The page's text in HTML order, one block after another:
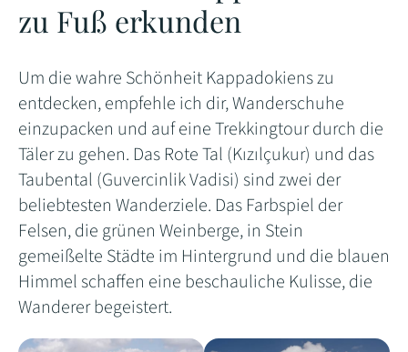
zu Fuß erkunden
Um die wahre Schönheit Kappadokiens zu
entdecken, empfehle ich dir, Wanderschuhe
einzupacken und auf eine Trekkingtour durch die
Täler zu gehen. Das Rote Tal (Kızılçukur) und das
Taubental (Guvercinlik Vadisi) sind zwei der
beliebtesten Wanderziele. Das Farbspiel der
Felsen, die grünen Weinberge, in Stein
gemeißelte Städte im Hintergrund und die blauen
Himmel schaffen eine beschauliche Kulisse, die
Wanderer begeistert.